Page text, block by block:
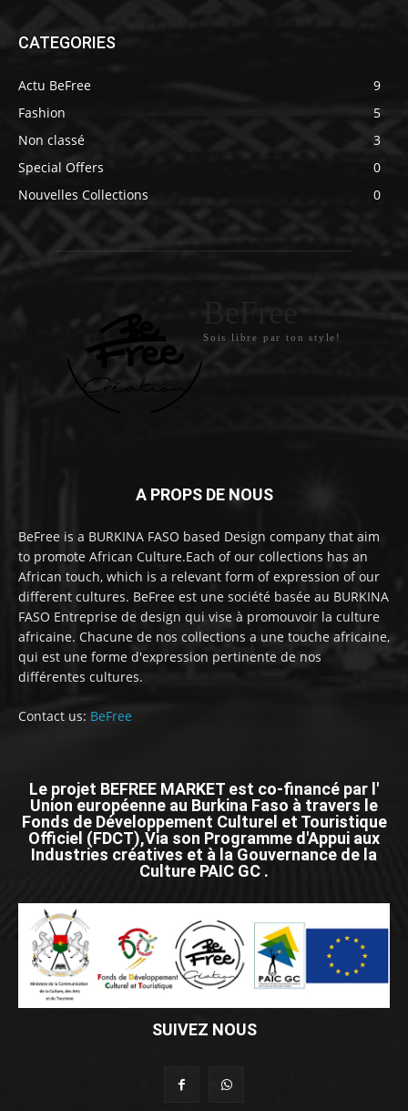
CATEGORIES
Actu BeFree
9
Fashion
5
Non classé
3
Special Offers
0
Nouvelles Collections
0
Sois libre par ton style!
A PROPS DE NOUS
BeFree is a BURKINA FASO based Design company that aim
to promote African Culture.Each of our collections has an
African touch, which is a relevant form of expression of our
different cultures. BeFree est une société basée au BURKINA
FASO Entreprise de design qui vise à promouvoir la culture
africaine. Chacune de nos collections a une touche africaine,
qui est une forme d'expression pertinente de nos
différentes cultures.
Contact us: BeFree
Le projet BEFREE MARKET est co-financé par l'
Union européenne au Burkina Faso à travers le
Fonds de Développement Culturel et Touristique
Officiel (FDCT),Via son Programme d'Appui aux
Industries créatives et à la Gouvernance de la
Culture PAIC GC .
SUIVEZ NOUS